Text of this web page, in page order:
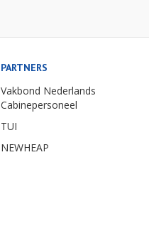
PARTNERS
Vakbond Nederlands
Cabinepersoneel
TUI
NEWHEAP